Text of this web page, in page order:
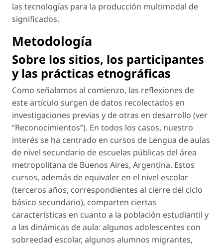
las tecnologías para la producción multimodal de
significados.
Metodología
Sobre los sitios, los participantes
y las prácticas etnográficas
Como señalamos al comienzo, las reflexiones de
este artículo surgen de datos recolectados en
investigaciones previas y de otras en desarrollo (ver
“Reconocimientos”). En todos los casos, nuestro
interés se ha centrado en cursos de Lengua de aulas
de nivel secundario de escuelas públicas del área
metropolitana de Buenos Aires, Argentina. Estos
cursos, además de equivaler en el nivel escolar
(terceros años, correspondientes al cierre del ciclo
básico secundario), comparten ciertas
características en cuanto a la población estudiantil y
a las dinámicas de aula: algunos adolescentes con
sobreedad escolar, algunos alumnos migrantes,